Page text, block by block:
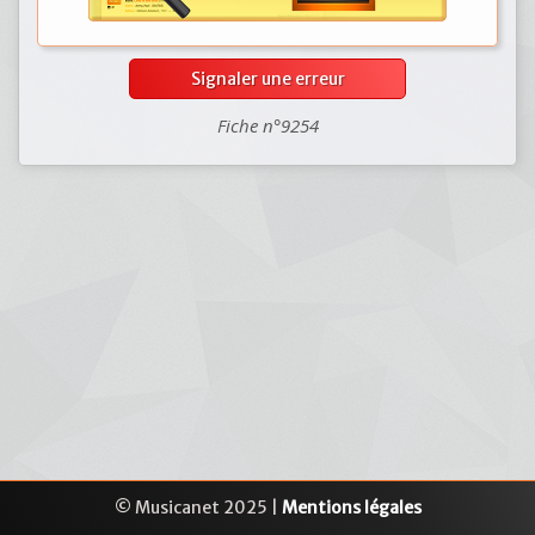
Signaler une erreur
Fiche n°9254
© Musicanet 2025 | Mentions légales